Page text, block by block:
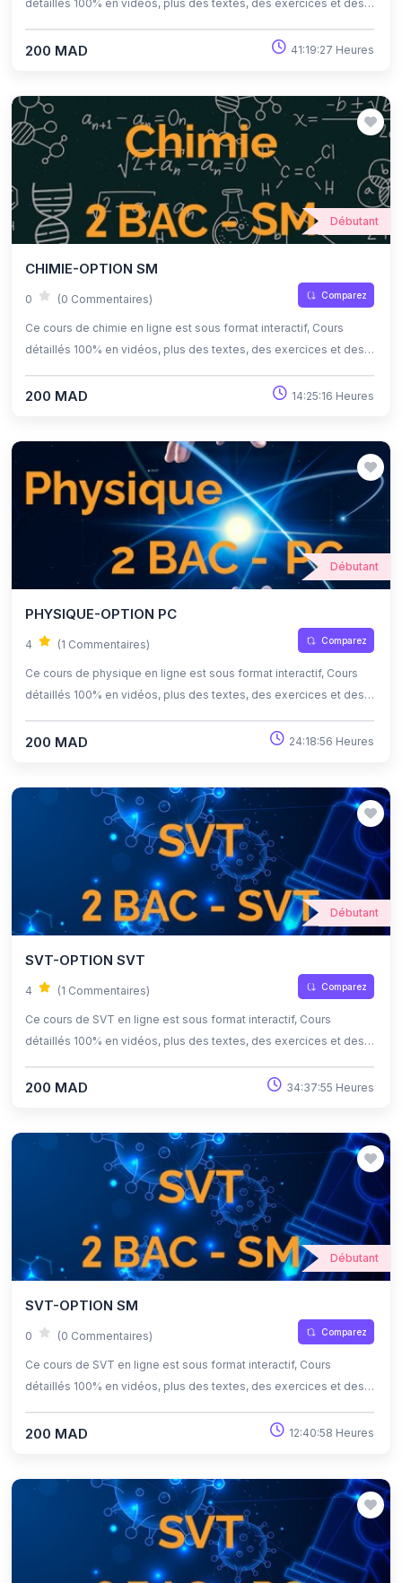
détaillés 100% en vidéos, plus des textes, des exercices et des
d'apprendre à son propre rythme grâce à l'auto-apprentissage et
200 MAD 41:19:27 Heures
Débutant
CHIMIE-OPTION SM
0 (0 Commentaires) Comparez
Ce cours de chimie en ligne est sous format interactif, Cours
détaillés 100% en vidéos, plus des textes, des exercices et des
d'apprendre à son propre rythme grâce à l'auto-apprentissage et
200 MAD 14:25:16 Heures
Débutant
PHYSIQUE-OPTION PC
4 (1 Commentaires) Comparez
Ce cours de physique en ligne est sous format interactif, Cours
détaillés 100% en vidéos, plus des textes, des exercices et des
d'apprendre à son propre rythme grâce à l'auto-apprentissage et
200 MAD 24:18:56 Heures
Débutant
SVT-OPTION SVT
4 (1 Commentaires) Comparez
Ce cours de SVT en ligne est sous format interactif, Cours
détaillés 100% en vidéos, plus des textes, des exercices et des
d'apprendre à son propre rythme grâce à l'auto-apprentissage et
200 MAD 34:37:55 Heures
Débutant
SVT-OPTION SM
0 (0 Commentaires) Comparez
Ce cours de SVT en ligne est sous format interactif, Cours
détaillés 100% en vidéos, plus des textes, des exercices et des
d'apprendre à son propre rythme grâce à l'auto-apprentissage et
200 MAD 12:40:58 Heures